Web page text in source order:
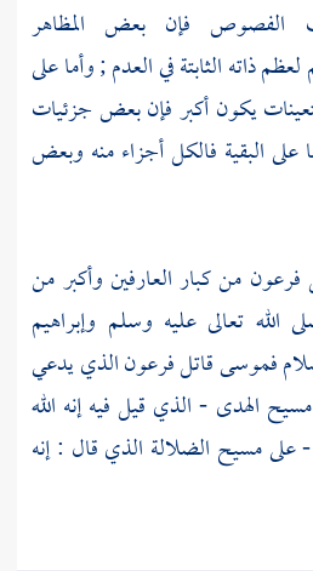
فإن بعض المظاهر
ذاته الثابتة في العدم ; وأما على
يكون أكبر فإن بعض جزئيات
البقية فالكل أجزاء منه وبعض
فرعون من كبار العارفين وأكبر من
الله تعالى عليه وسلم وإبراهيم
فموسىقاتلفرعونالذي يدعي
مسيح الهدى - الذي قيل فيه إنه الله
مسيح الضلالة الذي قال : إنه